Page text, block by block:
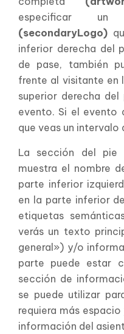
especificar un
(secondaryLogo)
inferior derecha del
de pase, también
frente al visitante en
superior derecha
evento. Si el evento
que veas un intervalo
La sección del pie
muestra el nombre
parte inferior
en la parte inferior
etiquetas
verás un texto
general») y/o
parte puede estar
sección de
se puede utilizar
requiera más
información del